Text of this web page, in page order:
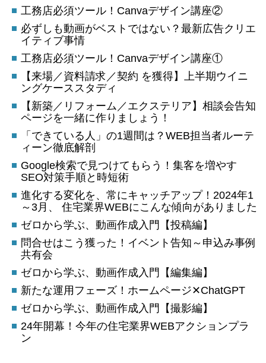
工務店必須ツール！Canvaデザイン講座②
必ずしも動画がベストではない？最新広告クリエ
イティブ事情
工務店必須ツール！Canvaデザイン講座①
【来場／資料請求／契約 を獲得】上半期ウイニ
ングケーススタディ
【新築／リフォーム／エクステリア】相談会告知
ページを一緒に作りましょう！
「できている人」の1週間は？WEB担当者ルーテ
ィーン徹底解剖
Google検索で見つけてもらう！集客を増やす
SEO対策手順と時短術
進化する変化を、常にキャッチアップ！2024年1
～3月、 住宅業界WEBにこんな傾向がありました
ゼロから学ぶ、動画作成入門【投稿編】
問合せはこう獲った！イベント告知～申込み事例
共有会
ゼロから学ぶ、動画作成入門【編集編】
新たな運用フェーズ！ホームページ✕ChatGPT
ゼロから学ぶ、動画作成入門【撮影編】
24年開幕！今年の住宅業界WEBアクションプラ
ン